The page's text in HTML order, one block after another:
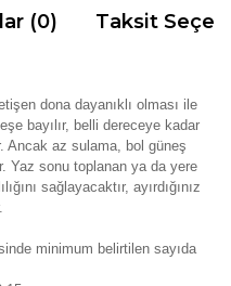
(0) Taksit
dona dayanıklı olması ile
bayılır, belli dereceye kadar
Ancak az sulama, bol güneş
Yaz sonu toplanan ya da yere
sağlayacaktır, ayırdığınız
minimum belirtilen sayıda